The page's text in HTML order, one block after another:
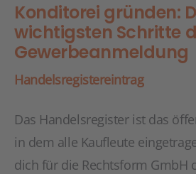
Konditorei gründen:
wichtigsten Schritte
Gewerbeanmeldung
Handelsregistereintrag
Das Handelsregister ist das
in dem alle Kaufleute
dich für die Rechtsform GmbH